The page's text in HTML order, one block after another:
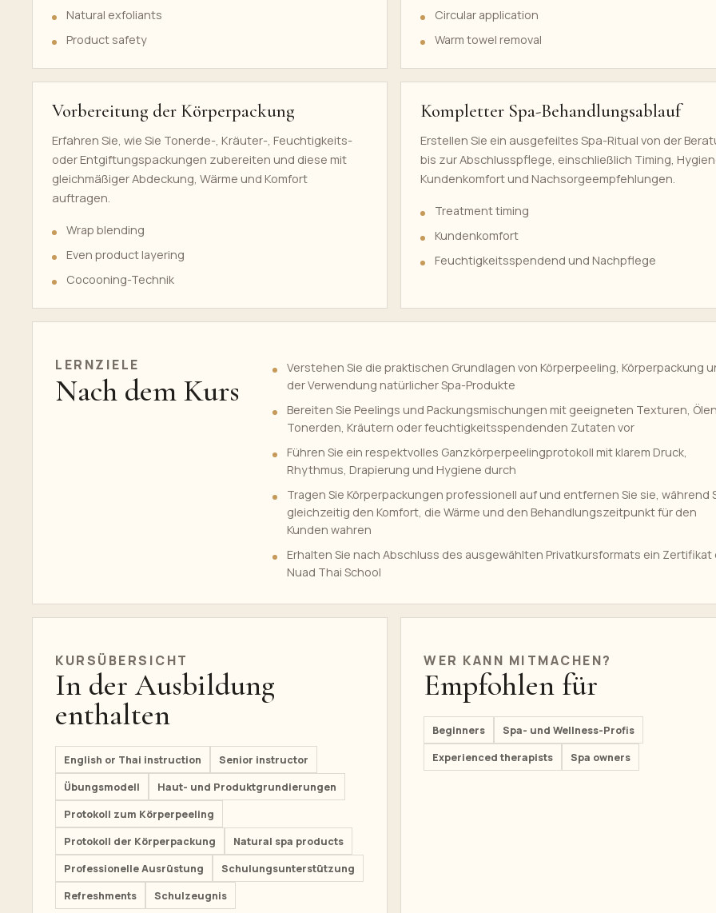
Natural exfoliants
Product safety
Circular application
Warm towel removal
Vorbereitung der Körperpackung
Erfahren Sie, wie Sie Tonerde-, Kräuter-, Feuchtigkeits-
oder Entgiftungspackungen zubereiten und diese mit
gleichmäßiger Abdeckung, Wärme und Komfort
auftragen.
Wrap blending
Even product layering
Cocooning-Technik
Kompletter Spa-Behandlungsablauf
Erstellen Sie ein ausgefeiltes Spa-Ritual von der
bis zur Abschlusspflege, einschließlich Timing,
Kundenkomfort und Nachsorgeempfehlungen.
Treatment timing
Kundenkomfort
Feuchtigkeitsspendend und Nachpflege
LERNZIELE
Nach dem Kurs
Verstehen Sie die praktischen Grundlagen von Körperpeeling, Körperpackung
der Verwendung natürlicher Spa-Produkte
Bereiten Sie Peelings und Packungsmischungen mit geeigneten Texturen,
Tonerden, Kräutern oder feuchtigkeitsspendenden Zutaten vor
Führen Sie ein respektvolles Ganzkörperpeelingprotokoll mit klarem Druck,
Rhythmus, Drapierung und Hygiene durch
Tragen Sie Körperpackungen professionell auf und entfernen Sie sie, während
gleichzeitig den Komfort, die Wärme und den Behandlungszeitpunkt für den
Kunden wahren
Erhalten Sie nach Abschluss des ausgewählten Privatkursformats ein Zertifikat
Nuad Thai School
KURSÜBERSICHT
In der Ausbildung
enthalten
English or Thai instruction
Senior instructor
Übungsmodell
Haut- und Produktgrundierungen
Protokoll zum Körperpeeling
Protokoll der Körperpackung
Natural spa products
Professionelle Ausrüstung
Schulungsunterstützung
Refreshments
Schulzeugnis
WER KANN MITMACHEN?
Empfohlen für
Beginners
Spa- und Wellness-Profis
Experienced therapists
Spa owners